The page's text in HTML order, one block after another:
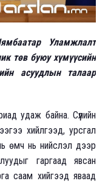
Уламжлалт
төв буюу хүмүүсийн
асуудлын талаар
удаж байна. Сүүлийн
хийлгээд, урсгал
өмч нь нийслэл дээр
гаргаад явсан
саам хийгээд яваад